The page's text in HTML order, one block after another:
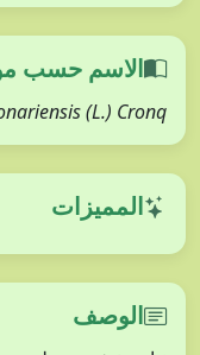
الاسم حسب
(L.) Cronq
المميزات
الوصف